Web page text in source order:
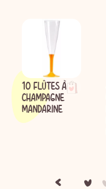
10 FLÛTES À
CHAMPAGNE
MANDARINE